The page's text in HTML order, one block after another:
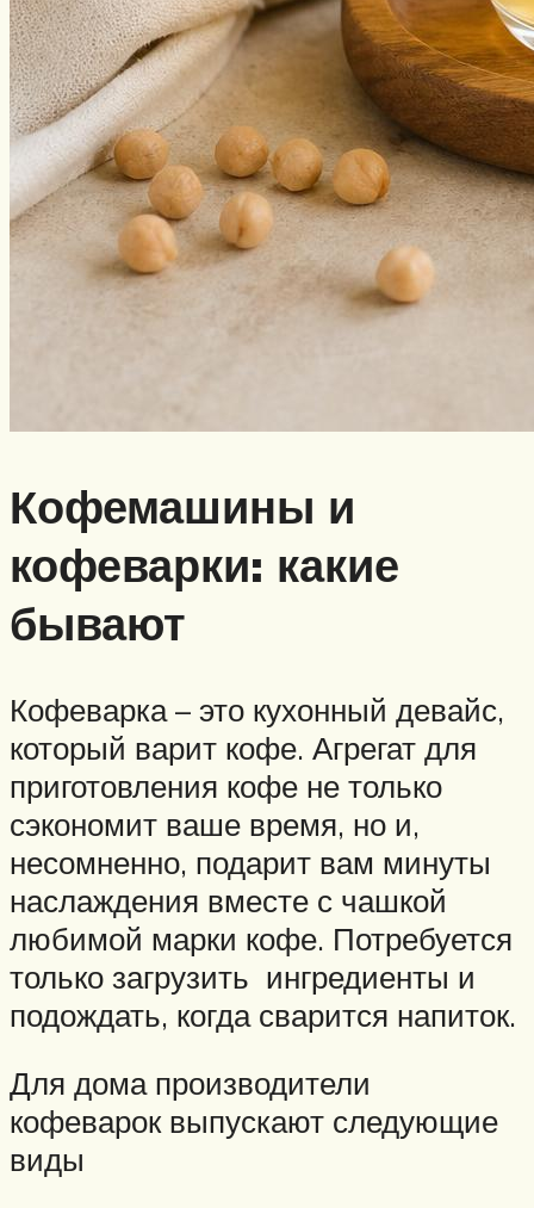
Кофемашины и
кофеварки: какие
бывают
Кофеварка – это кухонный девайс,
который варит кофе. Агрегат для
приготовления кофе не только
сэкономит ваше время, но и,
несомненно, подарит вам минуты
наслаждения вместе с чашкой
любимой марки кофе. Потребуется
только загрузить ингредиенты и
подождать, когда сварится напиток.
Для дома производители
кофеварок выпускают следующие
виды